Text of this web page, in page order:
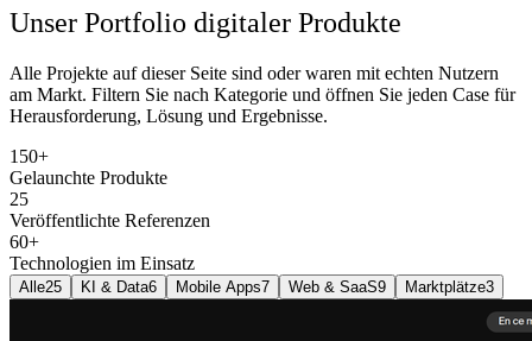
Unser Portfolio digitaler Produkte
Alle Projekte auf dieser Seite sind oder waren mit echten Nutzern
am Markt. Filtern Sie nach Kategorie und öffnen Sie jeden Case für
Herausforderung, Lösung und Ergebnisse.
150+
Gelaunchte Produkte
25
Veröffentlichte Referenzen
60+
Technologien im Einsatz
Alle25 KI & Data6 Mobile Apps7 Web & SaaS9 Marktplätze3